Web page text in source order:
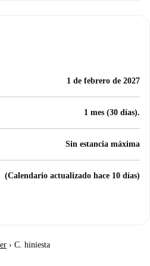
1 de febrero de 2027
1 mes (30 días).
Sin estancia máxima
(Calendario actualizado hace 10 días)
› C. hiniesta